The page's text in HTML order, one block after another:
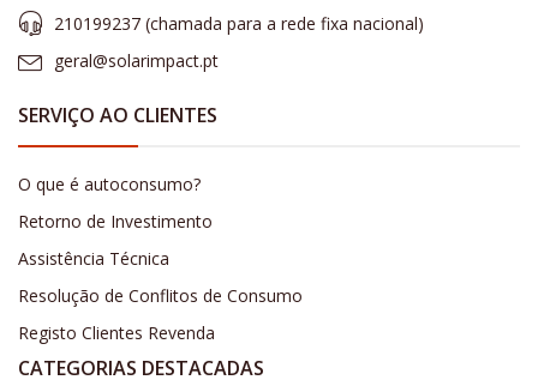
210199237 (​chamada para a rede fixa nacional)
geral@solarimpact.pt
SERVIÇO AO CLIENTES
O que é autoconsumo?
Retorno de Investimento
Assistência Técnica
Resolução de Conflitos de Consumo
Registo Clientes Revenda
CATEGORIAS DESTACADAS